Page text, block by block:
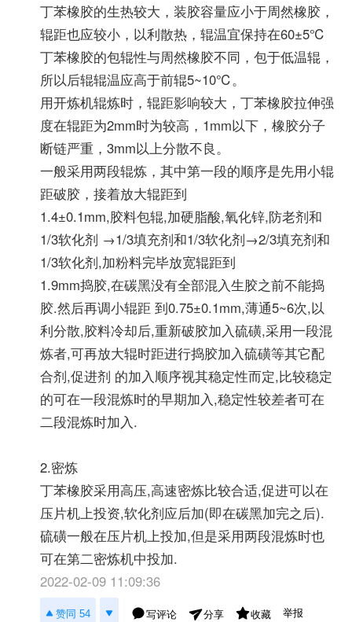
丁苯橡胶的生热较大，装胶容量应小于周然橡胶，
辊距也应较小，以利散热，辊温宜保持在60±5℃
丁苯橡胶的包辊性与周然橡胶不同，包于低温辊，
所以后辊辊温应高于前辊5~10℃。
用开炼机辊炼时，辊距影响较大，丁苯橡胶拉伸强
度在辊距为2mm时为较高，1mm以下，橡胶分子
断链严重，3mm以上分散不良。
一般采用两段辊炼，其中第一段的顺序是先用小辊
距破胶，接着放大辊距到
1.4±0.1mm,胶料包辊,加硬脂酸,氧化锌,防老剂和
1/3软化剂 →1/3填充剂和1/3软化剂→2/3填充剂和
1/3软化剂,加粉料完毕放宽辊距到
1.9mm捣胶,在碳黑没有全部混入生胶之前不能捣
胶.然后再调小辊距 到0.75±0.1mm,薄通5~6次,以
利分散,胶料冷却后,重新破胶加入硫磺,采用一段混
炼者,可再放大辊时距进行捣胶加入硫磺等其它配
合剂,促进剂 的加入顺序视其稳定性而定,比较稳定
的可在一段混炼时的早期加入,稳定性较差者可在
二段混炼时加入.
2.密炼
丁苯橡胶采用高压,高速密炼比较合适,促进可以在
压片机上投资,软化剂应后加(即在碳黑加完之后).
硫磺一般在压片机上投加,但是采用两段混炼时也
可在第二密炼机中投加.
2022-02-09 11:09:36
赞同 54 写评论 分享 收藏 举报